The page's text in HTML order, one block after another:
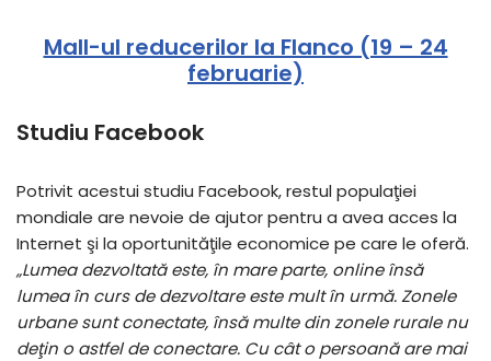
Mall-ul reducerilor la Flanco (19 – 24
februarie)
Studiu Facebook
Potrivit acestui studiu Facebook, restul populaţiei
mondiale are nevoie de ajutor pentru a avea acces la
Internet şi la oportunităţile economice pe care le oferă.
„Lumea dezvoltată este, în mare parte, online însă
lumea în curs de dezvoltare este mult în urmă. Zonele
urbane sunt conectate, însă multe din zonele rurale nu
deţin o astfel de conectare. Cu cât o persoană are mai